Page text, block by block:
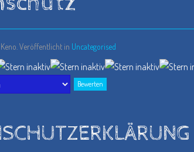
Veröffentlicht in Uncategorised